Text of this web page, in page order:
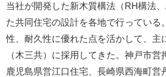
当社が開発した新木質構法（RH構法
た共同住宅の設計を各地で行っている
性、耐久性に優れた点を活かして、主
（木三共）に採用してきた。神戸市営
鹿児島県営江口住宅、長崎県西海町営